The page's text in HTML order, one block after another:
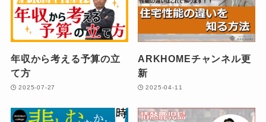
年収から考える予算の立
て方
2025-07-27
ARKHOMEチャンネル更
新
2025-04-11